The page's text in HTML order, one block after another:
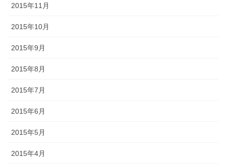
2015年11月
2015年10月
2015年9月
2015年8月
2015年7月
2015年6月
2015年5月
2015年4月